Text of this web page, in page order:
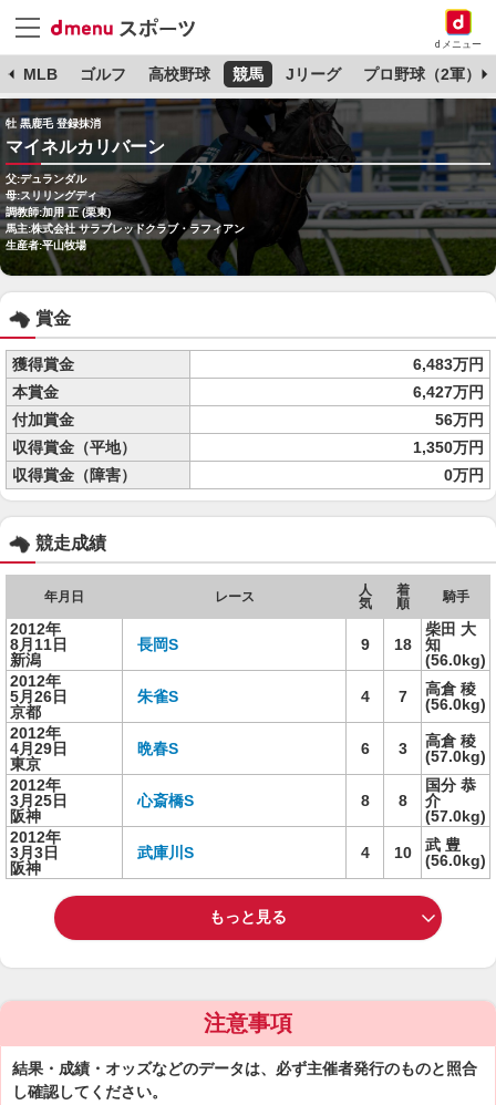
dメニュー
MLB ゴルフ 高校野球 競馬 Jリーグ プロ野球（2軍）
牡 黒鹿毛 登録抹消
マイネルカリバーン
父:デュランダル
母:スリリングディ
調教師:加用 正 (栗東)
馬主:株式会社 サラブレッドクラブ・ラフィアン
生産者:平山牧場
賞金
獲得賞金
6,483万円
本賞金
6,427万円
付加賞金
56万円
収得賞金（平地）
1,350万円
収得賞金（障害）
0万円
競走成績
年月日 レース
人
気
着
順
騎手
2012年
8月11日
新潟
長岡S 9 18
柴田 大
知
(56.0kg)
2012年
5月26日
京都
朱雀S 4 7
高倉 稜
(56.0kg)
2012年
4月29日
東京
晩春S 6 3
高倉 稜
(57.0kg)
2012年
3月25日
阪神
心斎橋S 8 8
国分 恭
介
(57.0kg)
2012年
3月3日
阪神
武庫川S 4 10
武 豊
(56.0kg)
もっと見る
注意事項
結果・成績・オッズなどのデータは、必ず主催者発行のものと照合
し確認してください。